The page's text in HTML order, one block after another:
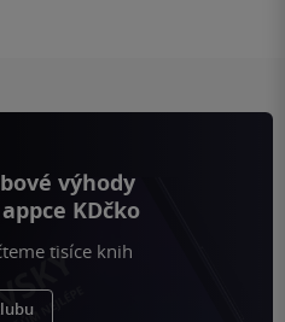
výhody
KDčko
tisíce knih